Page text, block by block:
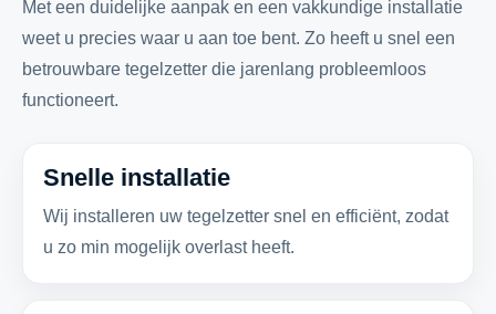
Met een duidelijke aanpak en een vakkundige installatie
weet u precies waar u aan toe bent. Zo heeft u snel een
betrouwbare tegelzetter die jarenlang probleemloos
functioneert.
Snelle installatie
Wij installeren uw tegelzetter snel en efficiënt, zodat
u zo min mogelijk overlast heeft.